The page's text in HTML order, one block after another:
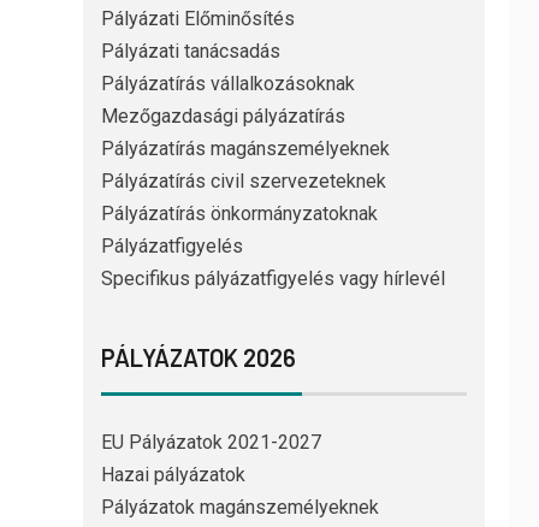
Pályázati Előminősítés
Pályázati tanácsadás
Pályázatírás vállalkozásoknak
Mezőgazdasági pályázatírás
Pályázatírás magánszemélyeknek
Pályázatírás civil szervezeteknek
Pályázatírás önkormányzatoknak
Pályázatfigyelés
Specifikus pályázatfigyelés vagy hírlevél
PÁLYÁZATOK 2026
EU Pályázatok 2021-2027
Hazai pályázatok
Pályázatok magánszemélyeknek